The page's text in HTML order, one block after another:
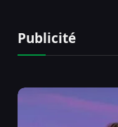
Publicité